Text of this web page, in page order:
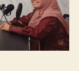
Unggulan